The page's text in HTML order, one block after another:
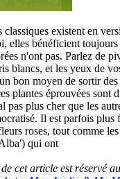
existent en
elles bénéficient
n'ont pas. Parlez de
blancs, et les yeux de
bon moyen de sortir des
plantes éprouvées sont
pas plus cher que les
Il est parfois plus
roses, tout comme
qui ont
cet article est réservé